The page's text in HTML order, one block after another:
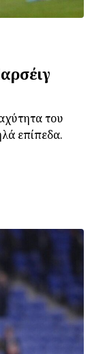
του
επίπεδα.